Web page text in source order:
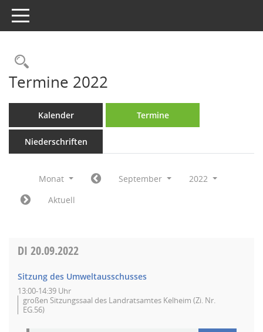
Toggle navigation
Rechercheauswahl
Termine 2022
Kalender Termine
Niederschriften
Monat September
2022
Aktuell
DI 20.09.2022
Sitzung des Umweltausschusses
13:00-14:39 Uhr
großen Sitzungssaal des Landratsamtes Kelheim (Zi. Nr.
EG.56)